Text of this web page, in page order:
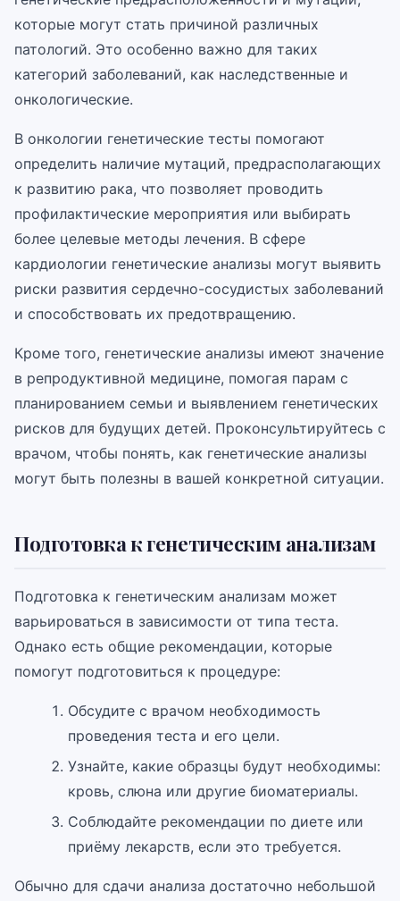
которые могут стать причиной различных
патологий. Это особенно важно для таких
категорий заболеваний, как наследственные и
онкологические.
В онкологии генетические тесты помогают
определить наличие мутаций, предрасполагающих
к развитию рака, что позволяет проводить
профилактические мероприятия или выбирать
более целевые методы лечения. В сфере
кардиологии генетические анализы могут выявить
риски развития сердечно-сосудистых заболеваний
и способствовать их предотвращению.
Кроме того, генетические анализы имеют значение
в репродуктивной медицине, помогая парам с
планированием семьи и выявлением генетических
рисков для будущих детей. Проконсультируйтесь с
врачом, чтобы понять, как генетические анализы
могут быть полезны в вашей конкретной ситуации.
Подготовка к генетическим анализам
Подготовка к генетическим анализам может
варьироваться в зависимости от типа теста.
Однако есть общие рекомендации, которые
помогут подготовиться к процедуре:
Обсудите с врачом необходимость
проведения теста и его цели.
Узнайте, какие образцы будут необходимы:
кровь, слюна или другие биоматериалы.
Соблюдайте рекомендации по диете или
приёму лекарств, если это требуется.
Обычно для сдачи анализа достаточно небольшой